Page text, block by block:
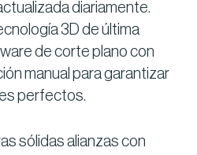
diariamente.
3D de última
de corte plano con
manual para garantizar
perfectos.
sólidas alianzas con